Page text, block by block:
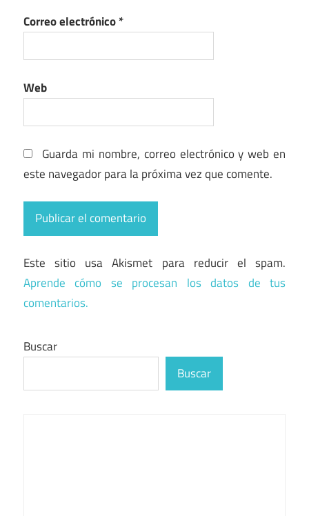
Correo electrónico*
Web
Guarda mi nombre, correo electrónico y web en
este navegador para la próxima vez que comente.
Este sitio usa Akismet para reducir el spam.
Aprende cómo se procesan los datos de tus
comentarios.
Buscar
Buscar